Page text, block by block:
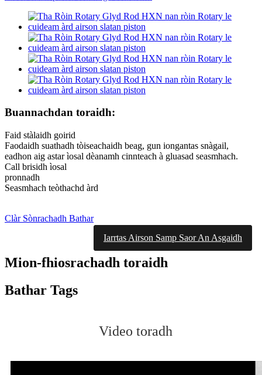
Buannachdan toraidh:
Faid stàlaidh goirid
Faodaidh suathadh tòiseachaidh beag, gun iongantas snàgail,
eadhon aig astar ìosal dèanamh cinnteach à gluasad seasmhach.
Call brisidh ìosal
pronnadh
Seasmhach teòthachd àrd
Clàr Sònrachadh Bathar
Iarrtas Airson Samp Saor An Asgaidh
Mion-fhiosrachadh toraidh
Bathar Tags
Video toradh